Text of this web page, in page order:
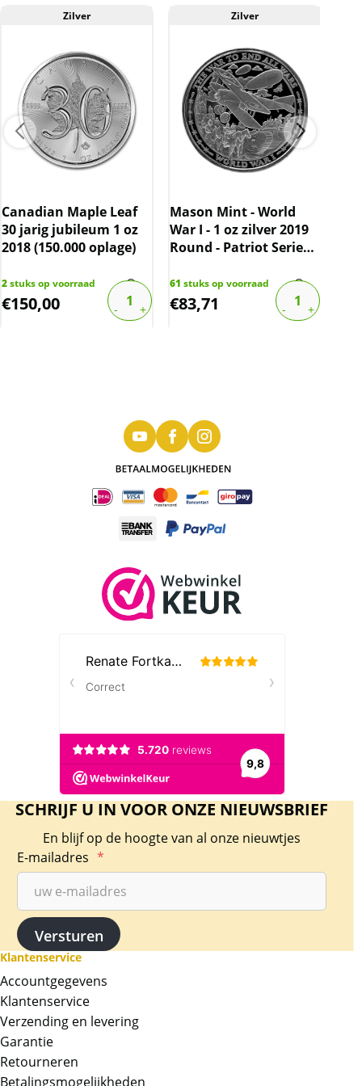
website is inclusief btw.
Zilver
Canadian Maple Leaf
30 jarig jubileum 1 oz
2018 (150.000 oplage)
2stuks op voorraad
€150,00
Zilver
Mason Mint - World
War I - 1 oz zilver 2019
Round - Patriot Series
61 stuks op voorraad
€83,71
SCHRIJF U IN VOOR ONZE NIEUWSBRIEF
En blijf op de hoogte van al onze nieuwtjes
E-mailadres *
Klantenservice
Accountgegevens
Klantenservice
Verzending en levering
Garantie
Retourneren
Betalingsmogelijkheden